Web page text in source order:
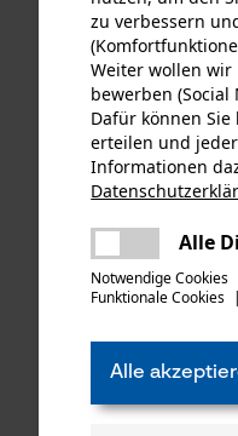
KOX Sägeketten Hobby
3/8", 1.3 mm, 44 Tgl., 3er
27,66 €*
zu verbessern
Weiter wollen wir
bewerben
Dafür können
erteilen und
Informationen
Alle
Notwendige Cookies
Funktionale Cookies |
Alle
Es ist ein
versuchen Sie
mail